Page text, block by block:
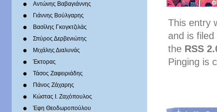
Αντώνης Βαβαγιάννης
Γιάννης Βούλγαρης
Βασίλης Γκογκτζιλάς
Σπύρος Δερβενιώτης
Mιχάλης Διαλυνάς
Έκτορας
Τάσος Ζαφειριάδης
Πάνος Ζάχαρης
Κώστας Ι. Ζαχόπουλoς
Έφη Θεοδωροπούλου
This entry
and is
the RSS
Pinging is